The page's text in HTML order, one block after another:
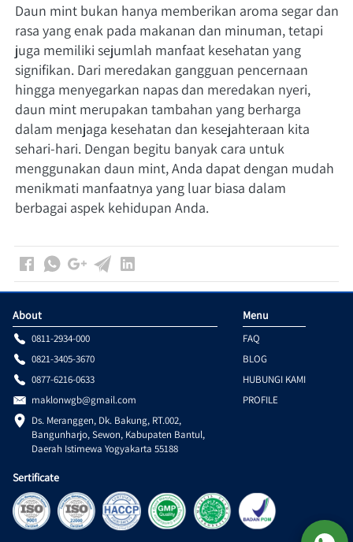
Daun mint bukan hanya memberikan aroma segar dan
rasa yang enak pada makanan dan minuman, tetapi
juga memiliki sejumlah manfaat kesehatan yang
signifikan. Dari meredakan gangguan pencernaan
hingga menyegarkan napas dan meredakan nyeri,
daun mint merupakan tambahan yang berharga
dalam menjaga kesehatan dan kesejahteraan kita
sehari-hari. Dengan begitu banyak cara untuk
menggunakan daun mint, Anda dapat dengan mudah
menikmati manfaatnya yang luar biasa dalam
berbagai aspek kehidupan Anda.
About
0811-2934-000
0821-3405-3670
0877-6216-0633
maklonwgb@gmail.com
Ds. Meranggen, Dk. Bakung, RT.002,
Bangunharjo, Sewon, Kabupaten Bantul,
Daerah Istimewa Yogyakarta 55188
Menu
FAQ
BLOG
HUBUNGI KAMI
PROFILE
Sertificate